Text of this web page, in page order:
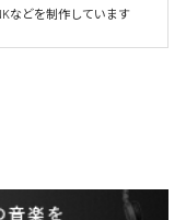
などを制作しています